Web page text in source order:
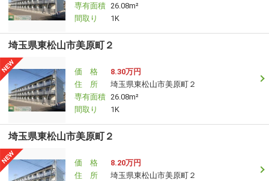
専有面積 26.08m²
間取り
1K
埼玉県東松山市美原町２
価 格
8.30万円
住 所
埼玉県東松山市美原町２
専有面積 26.08m²
間取り
1K
埼玉県東松山市美原町２
価 格
8.20万円
住 所
埼玉県東松山市美原町２